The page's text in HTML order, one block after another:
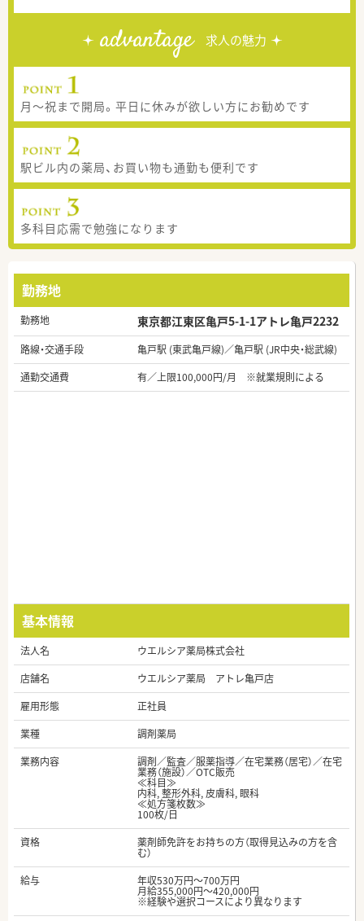
advantage 求人の魅力
月～祝まで開局。平日に休みが欲しい方にお勧めです
駅ビル内の薬局、お買い物も通勤も便利です
多科目応需で勉強になります
勤務地
勤務地 東京都江東区亀戸5-1-1アトレ亀戸2232
路線・交通手段
亀戸駅 (東武亀戸線)／亀戸駅 (JR中央・総武線)
通勤交通費
有／上限100,000円/月 ※就業規則による
基本情報
法人名
ウエルシア薬局株式会社
店舗名
ウエルシア薬局 アトレ亀戸店
雇用形態
正社員
業種
調剤薬局
業務内容
調剤／監査／服薬指導／在宅業務（居宅）／在宅
業務（施設）／OTC販売
≪科目≫
内科, 整形外科, 皮膚科, 眼科
≪処方箋枚数≫
100枚/日
資格
薬剤師免許をお持ちの方（取得見込みの方を含
む）
給与
年収530万円～700万円
月給355,000円～420,000円
※経験や選択コースにより異なります